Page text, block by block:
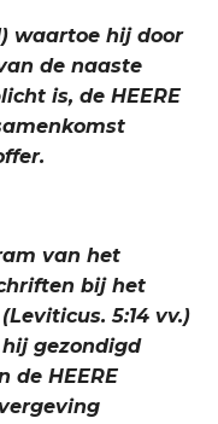
waartoe hij door
de naaste
is, de HEERE
van het
bij het
5:14 vv.)
gezondigd
de HEERE